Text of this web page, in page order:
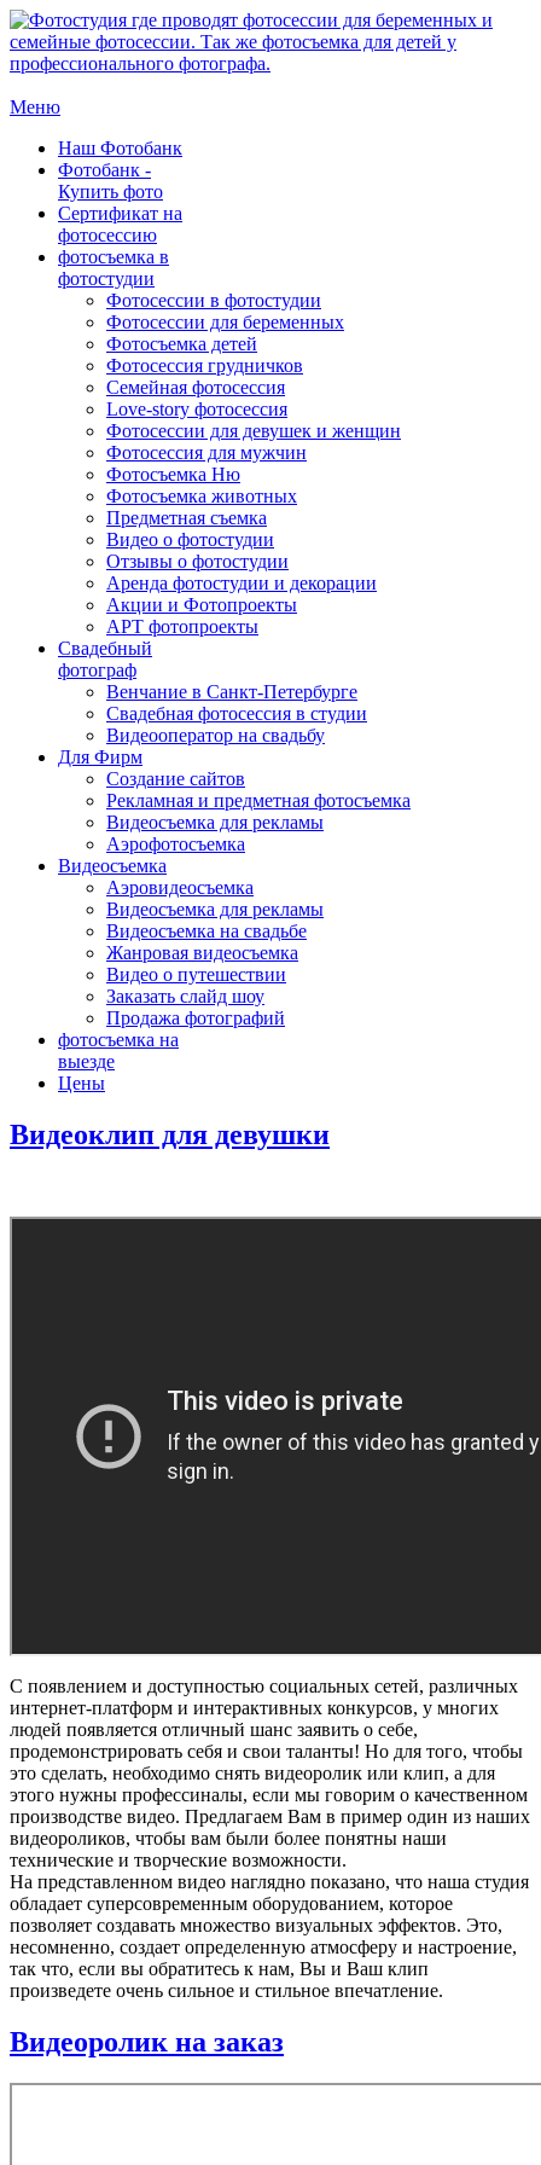
Меню
Наш Фотобанк
Фотобанк -
Купить фото
Сертификат на
фотосессию
фотосъемка в
фотостудии
Фотосессии в фотостудии
Фотосессии для беременных
Фотосъемка детей
Фотосессия грудничков
Семейная фотосессия
Love-story фотосессия
Фотосессии для девушек и женщин
Фотосессия для мужчин
Фотосъемка Ню
Фотосъемка животных
Предметная съемка
Видео о фотостудии
Отзывы о фотостудии
Аренда фотостудии и декорации
Акции и Фотопроекты
АРТ фотопроекты
Свадебный
фотограф
Венчание в Санкт-Петербурге
Свадебная фотосессия в студии
Видеооператор на свадьбу
Для Фирм
Создание сайтов
Рекламная и предметная фотосъемка
Видеосъемка для рекламы
Аэрофотосъемка
Видеосъемка
Аэровидеосъемка
Видеосъемка для рекламы
Видеосъемка на свадьбе
Жанровая видеосъемка
Видео о путешествии
Заказать слайд шоу
Продажа фотографий
фотосъемка на
выезде
Цены
Видеоклип для девушки
С появлением и доступностью социальных сетей, различных
интернет-платформ и интерактивных конкурсов, у многих
людей появляется отличный шанс заявить о себе,
продемонстрировать себя и свои таланты! Но для того, чтобы
это сделать, необходимо снять видеоролик или клип, а для
этого нужны профессиналы, если мы говорим о качественном
производстве видео. Предлагаем Вам в пример один из наших
видеороликов, чтобы вам были более понятны наши
технические и творческие возможности.
На представленном видео наглядно показано, что наша студия
обладает суперсовременным оборудованием, которое
позволяет создавать множество визуальных эффектов. Это,
несомненно, создает определенную атмосферу и настроение,
так что, если вы обратитесь к нам, Вы и Ваш клип
произведете очень сильное и стильное впечатление.
Видеоролик на заказ